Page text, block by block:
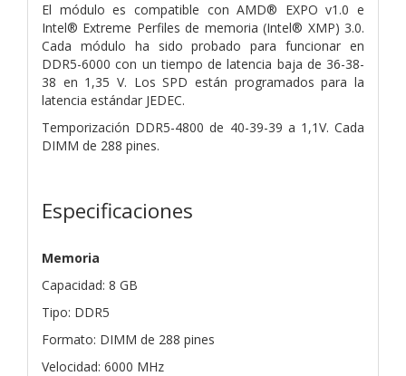
El módulo es compatible con AMD® EXPO v1.0 e
Intel® Extreme Perfiles de memoria (Intel® XMP) 3.0.
Cada módulo ha sidoprobado para funcionar en
DDR5-6000 con un tiempo de latencia baja de 36-38-
38 en 1,35 V. Los SPD están programados para la
latencia estándar JEDEC.
Temporización DDR5-4800 de 40-39-39 a 1,1V. Cada
DIMM de 288 pines.
Especificaciones
Memoria
Capacidad: 8 GB
Tipo: DDR5
Formato: DIMM de 288 pines
Velocidad: 6000 MHz